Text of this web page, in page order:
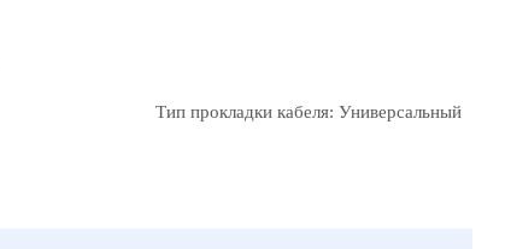
Тип прокладки кабеля: Универсальный